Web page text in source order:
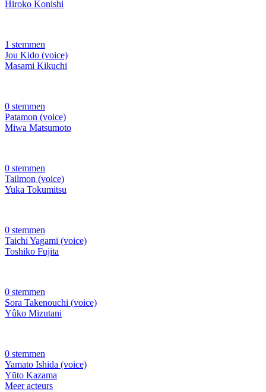
Hiroko Konishi
1 stemmen
Jou Kido (voice)
Masami Kikuchi
0 stemmen
Patamon (voice)
Miwa Matsumoto
0 stemmen
Tailmon (voice)
Yuka Tokumitsu
0 stemmen
Taichi Yagami (voice)
Toshiko Fujita
0 stemmen
Sora Takenouchi (voice)
Yûko Mizutani
0 stemmen
Yamato Ishida (voice)
Yūto Kazama
Meer acteurs